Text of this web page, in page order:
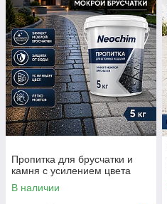
Пропитка для брусчатки и
камня с усилением цвета
В наличии